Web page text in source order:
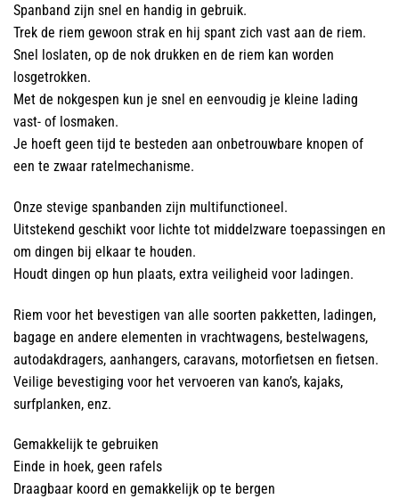
Spanband zijn snel en handig in gebruik.
Trek de riem gewoon strak en hij spant zich vast aan de riem.
Snel loslaten, op de nok drukken en de riem kan worden
losgetrokken.
Met de nokgespen kun je snel en eenvoudig je kleine lading
vast- of losmaken.
Je hoeft geen tijd te besteden aan onbetrouwbare knopen of
een te zwaar ratelmechanisme.
Onze stevige spanbanden zijn multifunctioneel.
Uitstekend geschikt voor lichte tot middelzware toepassingen en
om dingen bij elkaar te houden.
Houdt dingen op hun plaats, extra veiligheid voor ladingen.
Riem voor het bevestigen van alle soorten pakketten, ladingen,
bagage en andere elementen in vrachtwagens, bestelwagens,
autodakdragers, aanhangers, caravans, motorfietsen en fietsen.
Veilige bevestiging voor het vervoeren van kano’s, kajaks,
surfplanken, enz.
Gemakkelijk te gebruiken
Einde in hoek, geen rafels
Draagbaar koord en gemakkelijk op te bergen